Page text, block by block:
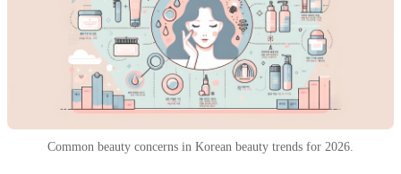
Common beauty concerns in Korean beauty trends for 2026.